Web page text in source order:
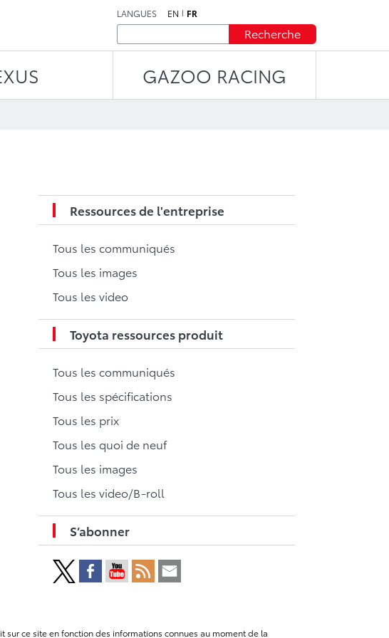
LANGUES EN FR
Recherche
GAZOO RACING
Ressources de l'entreprise
Tous les communiqués
Tous les images
Tous les video
Toyota ressources produit
Tous les communiqués
Tous les spécifications
Tous les prix
Tous les quoi de neuf
Tous les images
Tous les video/B-roll
S’abonner
sur ce site en fonction des informations connues au moment de la